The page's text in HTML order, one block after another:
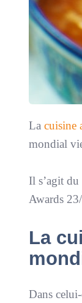
La cuisine
mondial
Il s’agit du
Awards
La
Dans